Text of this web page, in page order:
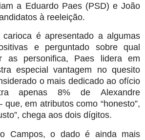
a Eduardo Paes (PSD) e João
à reeleição.
é apresentado a algumas
e perguntado sobre qual
as personifica, Paes lidera em
especial vantagem no quesito
o mais dedicado ao ofício
apenas 8% de Alexandre
em atributos como “honesto”,
chega aos dois dígitos.
Campos, o dado é ainda mais